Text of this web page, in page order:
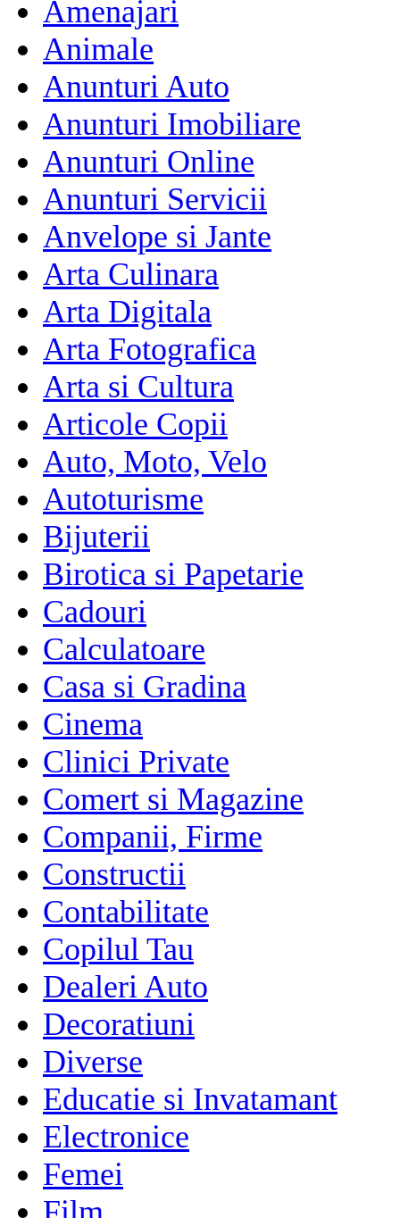
Amenajari
Animale
Anunturi Auto
Anunturi Imobiliare
Anunturi Online
Anunturi Servicii
Anvelope si Jante
Arta Culinara
Arta Digitala
Arta Fotografica
Arta si Cultura
Articole Copii
Auto, Moto, Velo
Autoturisme
Bijuterii
Birotica si Papetarie
Cadouri
Calculatoare
Casa si Gradina
Cinema
Clinici Private
Comert si Magazine
Companii, Firme
Constructii
Contabilitate
Copilul Tau
Dealeri Auto
Decoratiuni
Diverse
Educatie si Invatamant
Electronice
Femei